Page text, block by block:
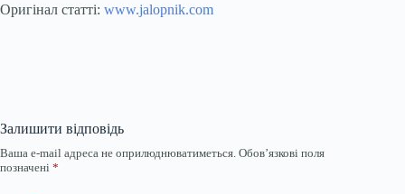
Оригінал статті: www.jalopnik.com
Залишити відповідь
Ваша e-mail адреса не оприлюднюватиметься. Обов’язкові поля
позначені *